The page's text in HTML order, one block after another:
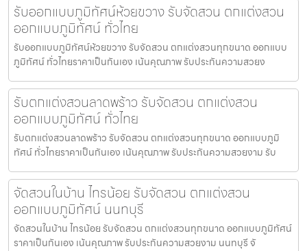
รับออกแบบภูมิทัศน์ห้วยขวาง รับจัดสวน ตกแต่งสวน
ออกแบบภูมิทัศน์ ทั่วไทย
รับออกแบบภูมิทัศน์ห้วยขวาง รับจัดสวน ตกแต่งสวนทุกขนาด ออกแบบ
ภูมิทัศน์ ทั่วไทยราคาเป็นกันเอง เน้นคุณภาพ รับประกันความสวยง
รับตกแต่งสวนลาดพร้าว รับจัดสวน ตกแต่งสวน
ออกแบบภูมิทัศน์ ทั่วไทย
รับตกแต่งสวนลาดพร้าว รับจัดสวน ตกแต่งสวนทุกขนาด ออกแบบภูมิ
ทัศน์ ทั่วไทยราคาเป็นกันเอง เน้นคุณภาพ รับประกันความสวยงาม รับ
จัดสวนในบ้าน ไทรน้อย รับจัดสวน ตกแต่งสวน
ออกแบบภูมิทัศน์ นนทบุรี
จัดสวนในบ้าน ไทรน้อย รับจัดสวน ตกแต่งสวนทุกขนาด ออกแบบภูมิทัศน์
ราคาเป็นกันเอง เน้นคุณภาพ รับประกันความสวยงาม นนทบุรี จั